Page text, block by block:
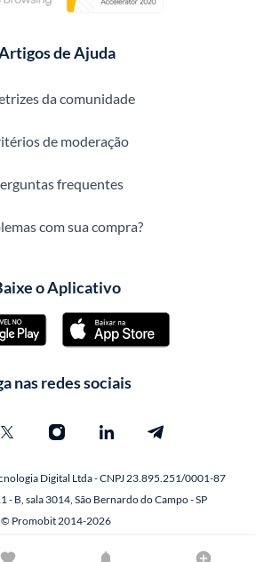
de Ajuda
da comunidade
de moderação
frequentes
com sua compra?
o Aplicativo
nas redes sociais
Digital Ltda - CNPJ 23.895.251/0001-87
- B, sala 3014, São Bernardo do Campo - SP
© Promobit 2014-2026